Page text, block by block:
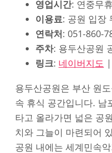
영업시간: 연중무
이용료: 공원 입장
연락처: 051-860-
주차: 용두산공원
링크: 네이버지도 |
용두산공원은 부산 원
속 휴식 공간입니다. 남
타고 올라가면 넓은 공
치와 그늘이 마련되어
공원 내에는 세계민속